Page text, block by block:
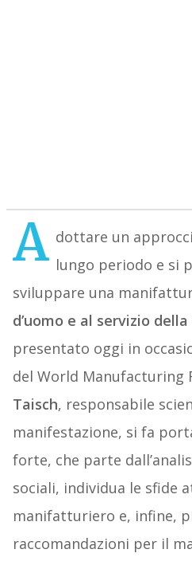
A dottare un
lungo periodo e si
sviluppare una
d’uomo e al servizio
presentato oggi in
del World Manufacturing
Taisch, responsabile
manifestazione, si fa
forte, che parte
sociali, individua le sfide
manifatturiero e, infine,
raccomandazioni per il